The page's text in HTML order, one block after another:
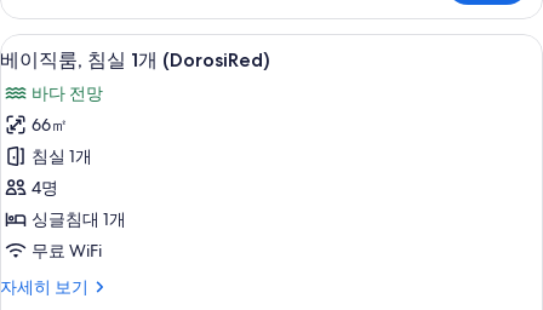
모
두
보
기
침
실
1
개
(AnjelraPink)
자
세
히
보
기
베
이
직
룸,
침
실
1
개
(DorosiRed)
베이직룸, 침실 1개 (DorosiRed) | 1 개
17
베이직룸, 침실 1개 (DorosiRed)
바다 전망
66㎡
침실 1개
4명
싱글침대 1개
무료 WiFi
자세히 보기
베